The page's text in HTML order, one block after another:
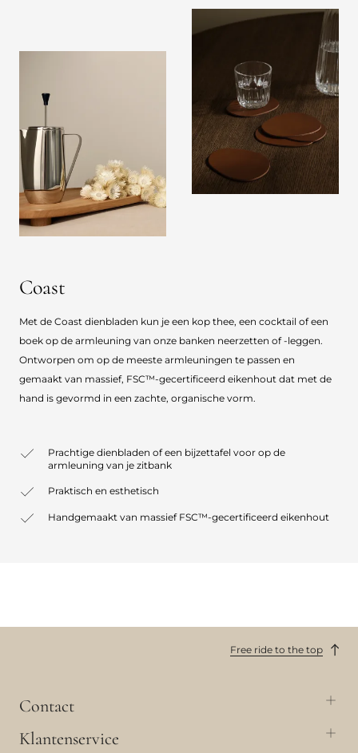
Coast
Met de Coast dienbladen kun je een kop thee, een cocktail of een
boek op de armleuning van onze banken neerzetten of -leggen.
Ontworpen om op de meeste armleuningen te passen en
gemaakt van massief, FSC™-gecertificeerd eikenhout dat met de
hand is gevormd in een zachte, organische vorm.
Prachtige dienbladen of een bijzettafel voor op de
armleuning van je zitbank
Praktisch en esthetisch
Handgemaakt van massief FSC™-gecertificeerd eikenhout
Free ride to the top
Contact
Klantenservice